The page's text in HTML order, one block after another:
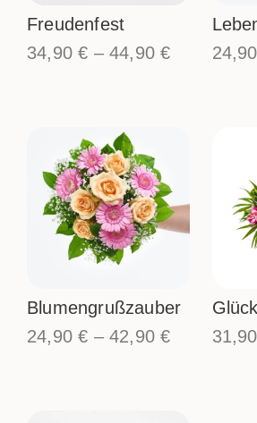
Freudenfest
34,90€ –44,90€
24,90
Blumengrußzauber
24,90€ –42,90€
31,90